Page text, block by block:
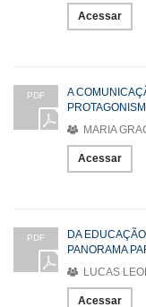
Acessar
PDF
A
MARIA
Acessar
PDF
DA
PANORAMA
LUCAS
Acessar